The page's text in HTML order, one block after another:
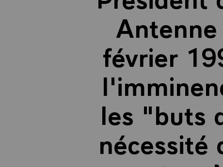
février
les "buts
nécessité